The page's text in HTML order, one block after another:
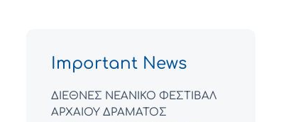
Important News
ΔΙΕΘΝΕΣ ΝΕΑΝΙΚΟ ΦΕΣΤΙΒΑΛ
ΑΡΧΑΙΟΥ ΔΡΑΜΑΤΟΣ